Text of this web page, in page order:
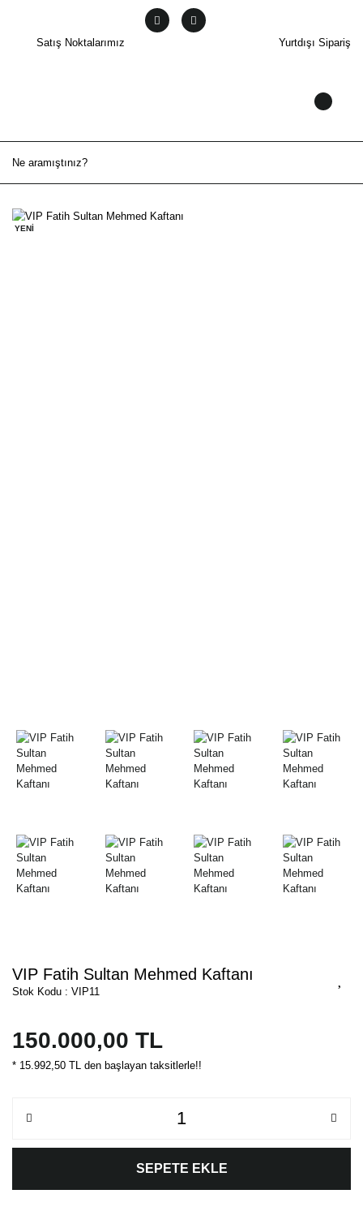
Satış Noktalarımız Yurtdışı Sipariş
YENİ
VIP Fatih Sultan Mehmed Kaftanı
Stok Kodu : VIP11
150.000,00 TL
* 15.992,50 TL den başlayan taksitlerle!!
SEPETE EKLE